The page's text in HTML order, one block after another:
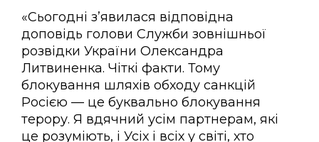
«Сьогодні з’явилася відповідна
доповідь голови Служби зовнішньої
розвідки України Олександра
Литвиненка. Чіткі факти. Тому
блокування шляхів обходу санкцій
Росією — це буквально блокування
терору. Я вдячний усім партнерам, які
це розуміють, і Усіх і всіх у світі, хто